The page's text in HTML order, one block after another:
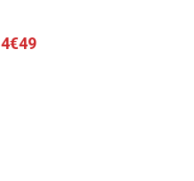
4€49